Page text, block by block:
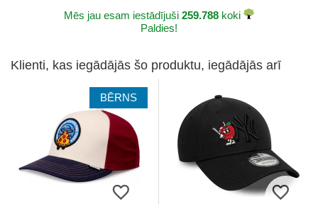
Mēs jau esam iestādījuši 259.788 koki
Paldies!
Klienti, kas iegādājās šo produktu, iegādājās arī
BĒRNS